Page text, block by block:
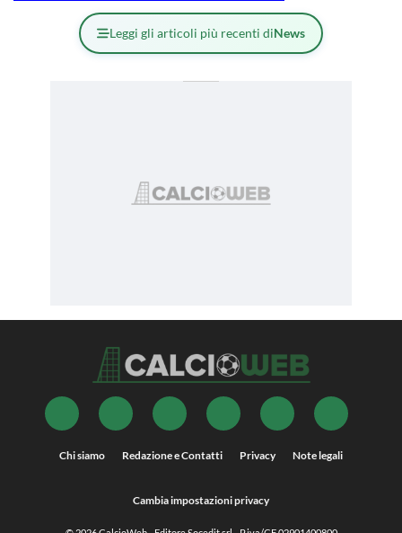
Leggi gli articoli più recenti diNews
Chi siamo Redazione e Contatti Privacy Note legali
Cambia impostazioni privacy